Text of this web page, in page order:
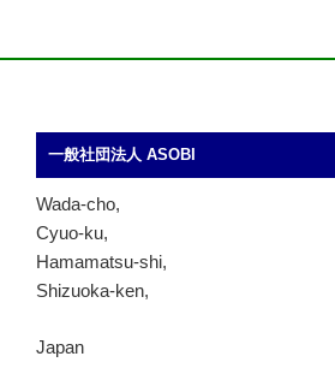
一般社団法人 ASOBI
Wada-cho,
Cyuo-ku,
Hamamatsu-shi,
Shizuoka-ken,
Japan